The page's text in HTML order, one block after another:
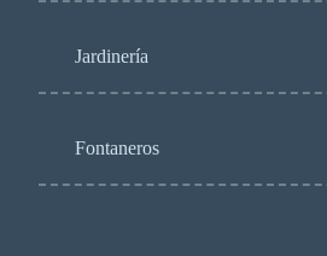
Jardinería
Fontaneros